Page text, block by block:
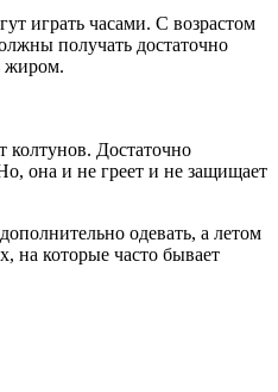
играть часами. С возрастом
получать достаточно
жиром.
колтунов. Достаточно
она и не греет и не защищает
одевать, а летом
на которые часто бывает